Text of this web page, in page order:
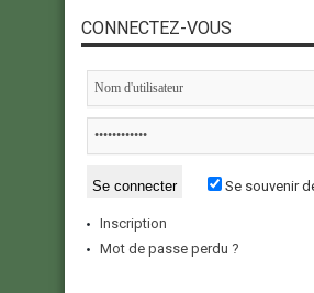
CONNECTEZ-VOUS
Se souvenir
Inscription
Mot de passe perdu ?